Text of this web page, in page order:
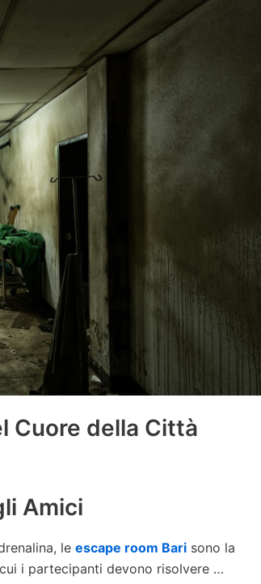
Cuore della Città
Amici
le escape room Bari sono la
i partecipanti devono risolvere …